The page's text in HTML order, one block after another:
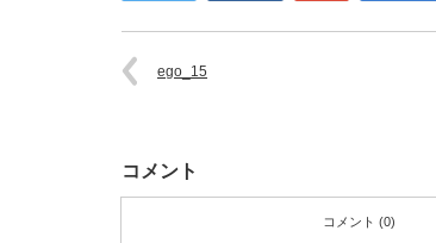
ego_15
コメント
コメント (0)